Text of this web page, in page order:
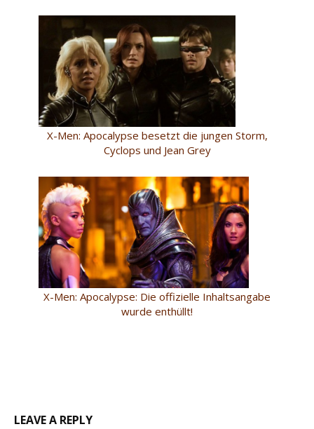
X-Men: Apocalypse besetzt die jungen Storm,
Cyclops und Jean Grey
X-Men: Apocalypse: Die offizielle Inhaltsangabe
wurde enthüllt!
LEAVE A REPLY